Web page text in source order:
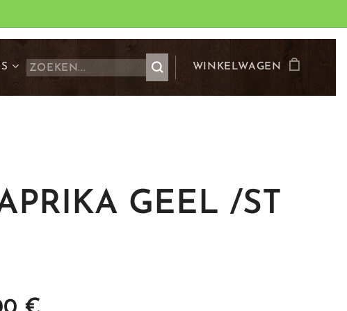
WINKELWAGEN
GEEL /ST